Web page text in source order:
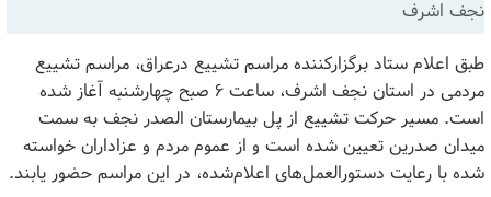
نجف اشرف
طبق اعلام ستاد برگزارکننده مراسم تشییع درعراق، مراسم تشییع
مردمی در استان نجف اشرف، ساعت ۶ صبح چهارشنبه آغاز شده
است. مسیر حرکت تشییع از پل بیمارستان الصدر نجف به سمت
میدان صدرین تعیین شده است و از عموم مردم و عزاداران خواسته
شده با رعایت دستورالعمل‌های اعلام‌شده، در این مراسم حضور یابند.